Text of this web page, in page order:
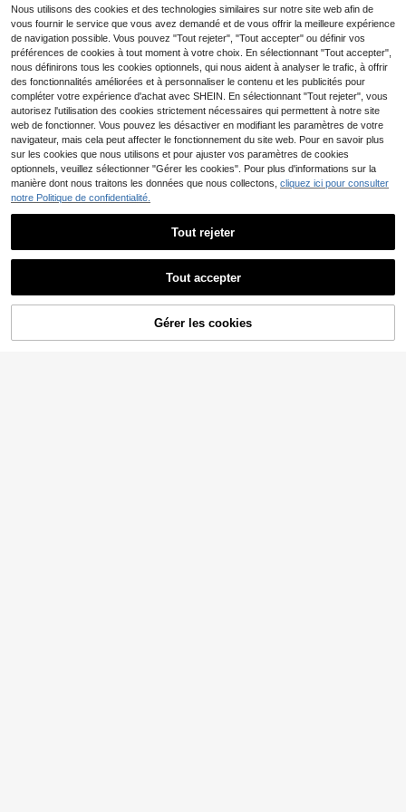
age, prestations sur scène et conce
rts d'été
Costavie
soutien-gorge triangle à paillettes c
olorées et bas de maillot à nouer sur
ébardeur et tankini pour femme, imp
rimé pois, tissu avec décoration mét
al étoile de mer, style doux et éléga
nt, pour plage, fête, vacances, festi
val de musique country, été
14
Swim Mod 2 pièces, Top de bikini tri
angle à imprimé cerise aléatoire et
AJOUTER AU PANIER
Nous utilisons des cookies et des technologies similaires sur notre site web afin de
vous fournir le service que vous avez demandé et de vous offrir la meilleure expérience
de navigation possible. Vous pouvez "Tout rejeter", "Tout accepter" ou définir vos
préférences de cookies à tout moment à votre choix. En sélectionnant "Tout accepter",
nous définirons tous les cookies optionnels, qui nous aident à analyser le trafic, à offrir
des fonctionnalités améliorées et à personnaliser le contenu et les publicités pour
compléter votre expérience d'achat avec SHEIN. En sélectionnant "Tout rejeter", vous
autorisez l'utilisation des cookies strictement nécessaires qui permettent à notre site
web de fonctionner. Vous pouvez les désactiver en modifiant les paramètres de votre
navigateur, mais cela peut affecter le fonctionnement du site web. Pour en savoir plus
sur les cookies que nous utilisons et pour ajuster vos paramètres de cookies
optionnels, veuillez sélectionner "Gérer les cookies". Pour plus d'informations sur la
manière dont nous traitons les données que nous collectons, cliquez ici pour consulter
notre Politique de confidentialité.
Tout rejeter
Tout accepter
Gérer les cookies